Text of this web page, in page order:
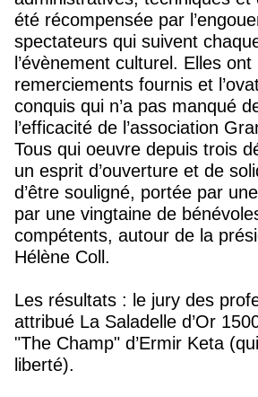
été récompensée par
spectateurs qui suivent
l’évènement culturel. Elles
remerciements fournis et
conquis qui n’a pas manqué
l’efficacité de l’association
Tous qui oeuvre depuis trois
un esprit d’ouverture et de
d’être souligné, portée par
par une vingtaine de
compétents, autour de la
Hélène Coll.
Les résultats : le jury des
attribué La Saladelle d’Or
"The Champ" d’Ermir Keta
liberté).